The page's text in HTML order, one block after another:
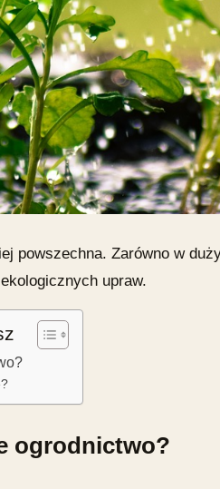
powszechna. Zarówno w
upraw.
ogrodnictwo?